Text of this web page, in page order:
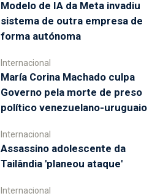
Modelo de IA da Meta invadiu
sistema de outra empresa de
forma autónoma
Internacional
María Corina Machado culpa
Governo pela morte de preso
político venezuelano-uruguaio
Internacional
Assassino adolescente da
Tailândia 'planeou ataque'
Internacional